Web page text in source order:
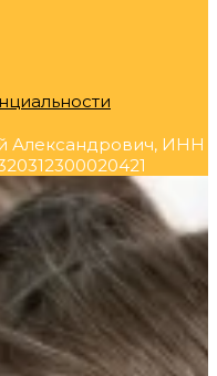
Александрович, ИНН